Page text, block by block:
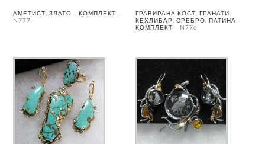
АМЕТИСТ, ЗЛАТО – КОМПЛЕКТ –
N777
ГРАВИРАНА КОСТ, ГРАНАТИ,
КЕХЛИБАР, СРЕБРО, ПАТИНА –
КОМПЛЕКТ – N776